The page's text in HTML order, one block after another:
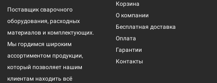
Поставщик сварочного
оборудования, расходных
материалов и комплектующих.
Мы гордимся широким
ассортиментом продукции,
который позволяет нашим
клиентам находить всё
Корзина
О компании
Бесплатная доставка
Оплата
Гарантии
Контакты